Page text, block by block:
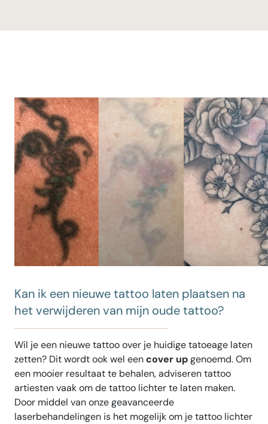
Kan ik een nieuwe tattoo laten plaatsen na
het verwijderen van mijn oude tattoo?
Wil je een nieuwe tattoo over je huidige tatoeage laten
zetten? Dit wordt ook wel eencover upgenoemd. Om
een mooier resultaat te behalen, adviseren tattoo
artiesten vaak om de tattoo lichter te laten maken.
Door middel van onze geavanceerde
laserbehandelingen is het mogelijk om je tattoo lichter